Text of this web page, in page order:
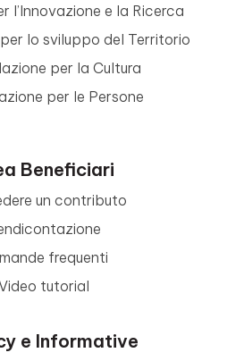
l’Innovazione e la Ricerca
lo sviluppo del Territorio
per la Cultura
per le Persone
Beneficiari
un contributo
frequenti
tutorial
e Informative